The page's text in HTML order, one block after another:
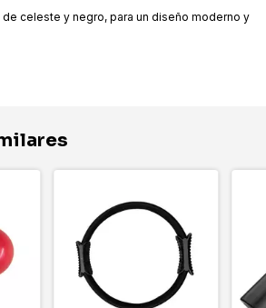
celeste y negro, para un diseño moderno y